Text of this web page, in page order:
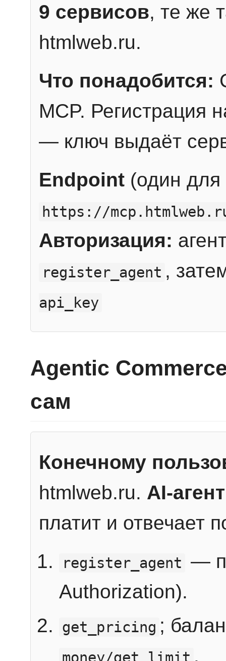
9 сервисов, те же
htmlweb.ru.
Что понадобится:
MCP. Регистрация
— ключ выдаёт
Endpoint (один для
https://
Авторизация:
register_agent ,
api_key
Agentic
сам
Конечному
htmlweb.ru. AI-агент
платит и отвечает
register_agent —
Authorization).
get_pricing ;
.